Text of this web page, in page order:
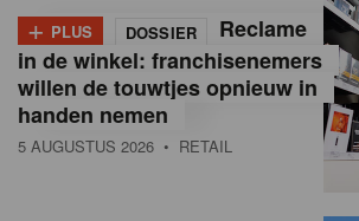
+ PLUS DOSSIER
Reclame
in de winkel: franchisenemers
willen de touwtjes opnieuw in
handen nemen
5 AUGUSTUS 2026 • RETAIL